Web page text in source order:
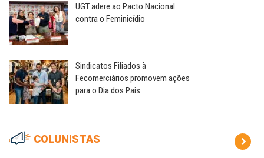
UGT adere ao Pacto Nacional
contra o Feminicídio
Sindicatos Filiados à
Fecomerciários promovem ações
para o Dia dos Pais
COLUNISTAS